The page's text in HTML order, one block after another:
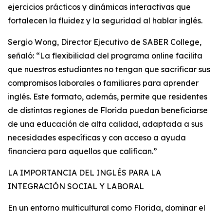
ejercicios prácticos y dinámicas interactivas que
fortalecen la fluidez y la seguridad al hablar inglés.
Sergio Wong, Director Ejecutivo de SABER College,
señaló: “La flexibilidad del programa online facilita
que nuestros estudiantes no tengan que sacrificar sus
compromisos laborales o familiares para aprender
inglés. Este formato, además, permite que residentes
de distintas regiones de Florida puedan beneficiarse
de una educación de alta calidad, adaptada a sus
necesidades específicas y con acceso a ayuda
financiera para aquellos que califican.”
LA IMPORTANCIA DEL INGLÉS PARA LA
INTEGRACIÓN SOCIAL Y LABORAL
En un entorno multicultural como Florida, dominar el